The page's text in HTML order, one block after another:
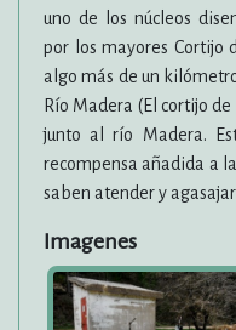
uno de los núcleos
por los mayores Cortijo
algo más de un
Río Madera (El cortijo
junto al río Madera.
recompensa añadida a
saben atender y
Imagenes